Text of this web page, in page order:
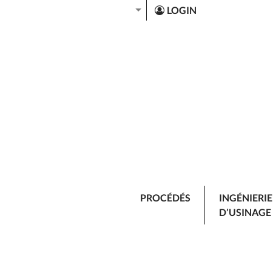
LOGIN
PROCÉDÉS
INGÉNIERIE
D’USINAGE